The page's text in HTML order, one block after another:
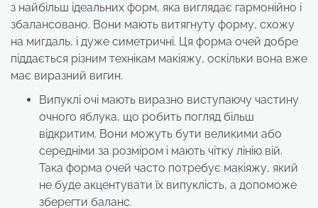
з найбільш ідеальних форм, яка виглядає гармонійно і
збалансовано. Вони мають витягнуту форму, схожу
на мигдаль, і дуже симетричні. Ця форма очей добре
піддається різним технікам макіяжу, оскільки вона вже
має виразний вигин.
Випуклі очі мають виразно виступаючу частину
очного яблука, що робить погляд більш
відкритим. Вони можуть бути великими або
середніми за розміром і мають чітку лінію вій.
Така форма очей часто потребує макіяжу, який
не буде акцентувати їх випуклість, а допоможе
зберегти баланс.